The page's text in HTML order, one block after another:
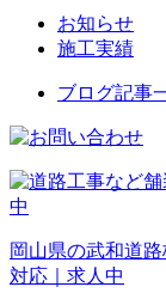
お知らせ
施工実績
ブログ記事
岡山県の武和道
対応｜求人中